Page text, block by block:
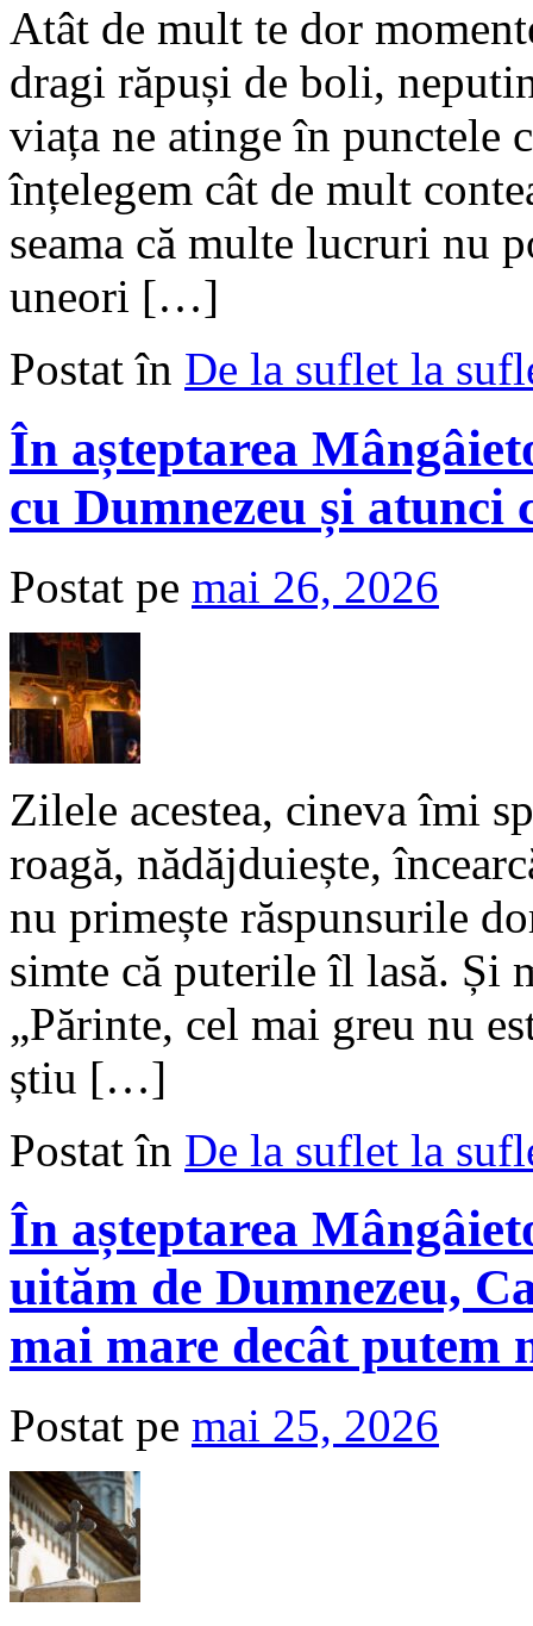
Atât de mult te dor
dragi răpuși de boli,
viața ne atinge în punctele
înțelegem cât de mult
seama că multe lucruri nu
uneori […]
Postat în De la suflet la
În așteptarea
cu Dumnezeu și atunci
Postat pe mai 26, 2026
Zilele acestea, cineva îmi
roagă, nădăjduiește,
nu primește răspunsurile
simte că puterile îl lasă. Și
„Părinte, cel mai greu nu
știu […]
Postat în De la suflet la
În așteptarea
uităm de Dumnezeu,
mai mare decât putem
Postat pe mai 25, 2026